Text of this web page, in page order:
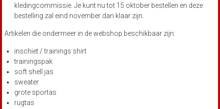
kledingcommissie. Je kunt nu tot 15 oktober bestellen en deze
bestelling zal eind november dan klaar zijn.
Artikelen die ondermeer in de webshop beschikbaar zijn:
inschiet / trainings shirt
trainingspak
soft shell jas
sweater
grote sportas
rugtas